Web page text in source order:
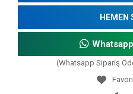
HEMEN
(Whatsapp Sipariş